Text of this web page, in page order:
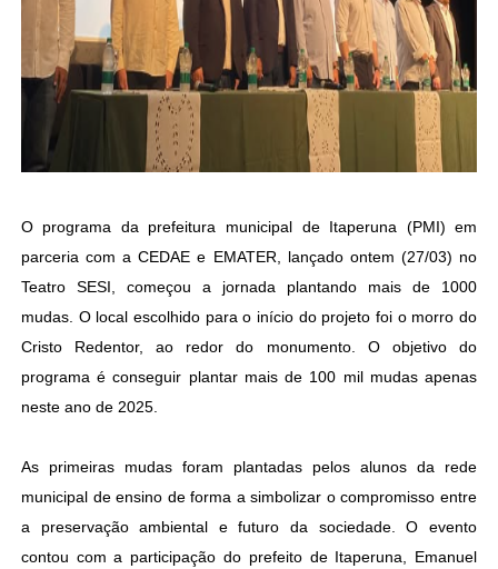
O programa da prefeitura municipal de Itaperuna (PMI) em
parceria com a CEDAE e EMATER, lançado ontem (27/03) no
Teatro SESI, começou a jornada plantando mais de 1000
mudas. O local escolhido para o início do projeto foi o morro do
Cristo Redentor, ao redor do monumento. O objetivo do
programa é conseguir plantar mais de 100 mil mudas apenas
neste ano de 2025.
As primeiras mudas foram plantadas pelos alunos da rede
municipal de ensino de forma a simbolizar o compromisso entre
a preservação ambiental e futuro da sociedade. O evento
contou com a participação do prefeito de Itaperuna, Emanuel